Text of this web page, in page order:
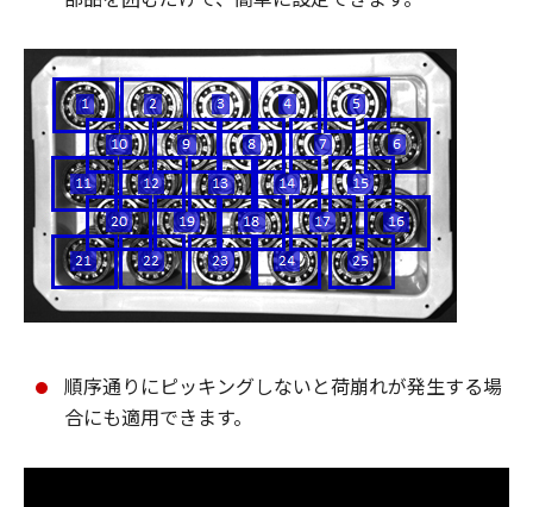
順序通りにピッキングしないと荷崩れが発生する場
合にも適用できます。